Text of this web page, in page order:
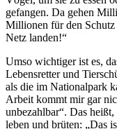
gefangen. Da gehen
Millionen für den
Netz landen!“
Umso wichtiger ist es,
Lebensretter und
als die im Nationalpark
Arbeit kommt mir gar
unbezahlbar“. Das
leben und brüten: „Das